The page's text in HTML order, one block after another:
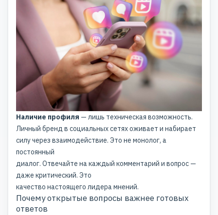
Наличие профиля — лишь техническая возможность.
Личный бренд в социальных сетяхоживает и набирает
силу через взаимодействие. Это не монолог, а
постоянный
диалог. Отвечайте на каждый комментарий и вопрос —
даже критический. Это
качество настоящего лидера мнений.
Почему открытые вопросы важнее готовых
ответов